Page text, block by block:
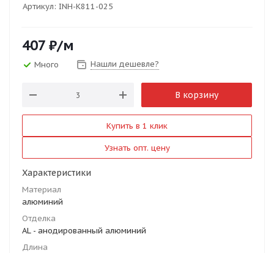
Артикул: INH-K811-025
407 ₽/м
Много Нашли дешевле?
В корзину
Купить в 1 клик
Узнать опт. цену
Характеристики
Материал
алюминий
Отделка
AL - анодированный алюминий
Длина